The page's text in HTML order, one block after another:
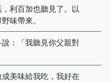
利百加也聽見了。以
味帶來。
：「我聽見你父親對
成美味給我吃，我好在